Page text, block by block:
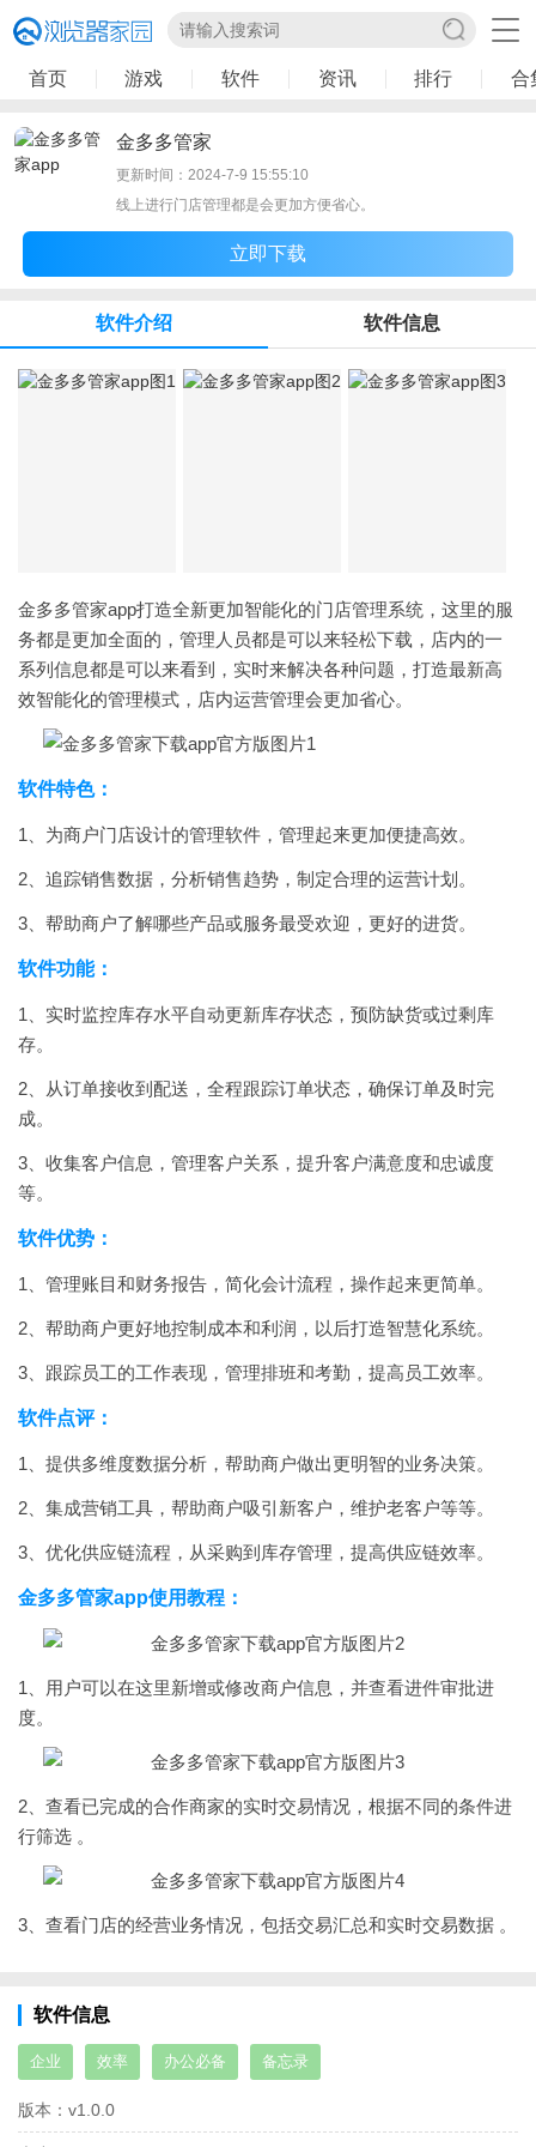
首页 游戏 软件 资讯 排行 合
金多多管家
更新时间：2024-7-9 15:55:10
线上进行门店管理都是会更加方便省心。
立即下载
软件介绍 软件信息
金多多管家app打造全新更加智能化的门店管理系统，这里的服
务都是更加全面的，管理人员都是可以来轻松下载，店内的一
系列信息都是可以来看到，实时来解决各种问题，打造最新高
效智能化的管理模式，店内运营管理会更加省心。
软件特色：
1、为商户门店设计的管理软件，管理起来更加便捷高效。
2、追踪销售数据，分析销售趋势，制定合理的运营计划。
3、帮助商户了解哪些产品或服务最受欢迎，更好的进货。
软件功能：
1、实时监控库存水平自动更新库存状态，预防缺货或过剩库
存。
2、从订单接收到配送，全程跟踪订单状态，确保订单及时完
成。
3、收集客户信息，管理客户关系，提升客户满意度和忠诚度
等。
软件优势：
1、管理账目和财务报告，简化会计流程，操作起来更简单。
2、帮助商户更好地控制成本和利润，以后打造智慧化系统。
3、跟踪员工的工作表现，管理排班和考勤，提高员工效率。
软件点评：
1、提供多维度数据分析，帮助商户做出更明智的业务决策。
2、集成营销工具，帮助商户吸引新客户，维护老客户等等。
3、优化供应链流程，从采购到库存管理，提高供应链效率。
金多多管家app使用教程：
1、用户可以在这里新增或修改商户信息，并查看进件审批进
度。
2、查看已完成的合作商家的实时交易情况，根据不同的条件进
行筛选 。
3、查看门店的经营业务情况，包括交易汇总和实时交易数据 。
软件信息
企业 效率 办公必备 备忘录
版本： v1.0.0